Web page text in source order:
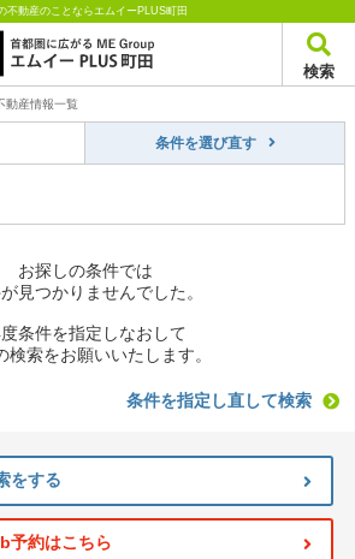
不動産のことならエムイーPLUS町田
検索
動産情報一覧
条件を選び直す
お探しの条件では
見つかりませんでした。
条件を指定しなおして
検索をお願いいたします。
条件を指定し直して検索
をする
予約はこちら